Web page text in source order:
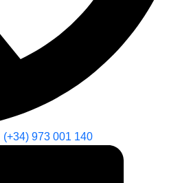
(+34) 973 001 140